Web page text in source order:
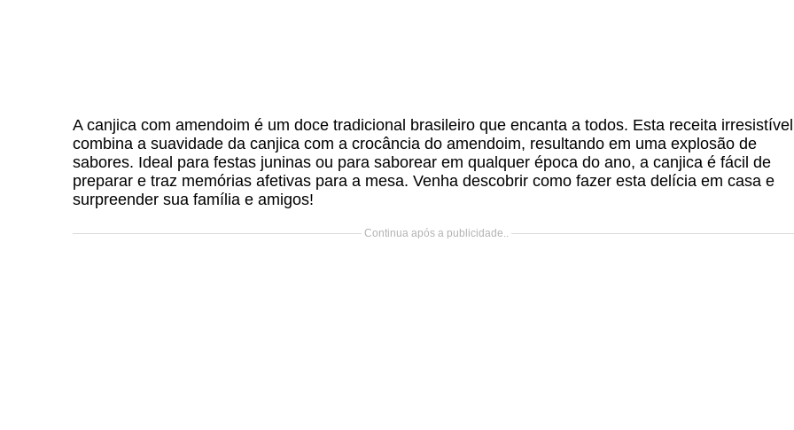
A canjica com amendoim é um doce tradicional brasileiro que encanta a todos. Esta receita irresistível
combina a suavidade da canjica com a crocância do amendoim, resultando em uma explosão de
sabores. Ideal para festas juninas ou para saborear em qualquer época do ano, a canjica é fácil de
preparar e traz memórias afetivas para a mesa. Venha descobrir como fazer esta delícia em casa e
surpreender sua família e amigos!
Continua após a publicidade..